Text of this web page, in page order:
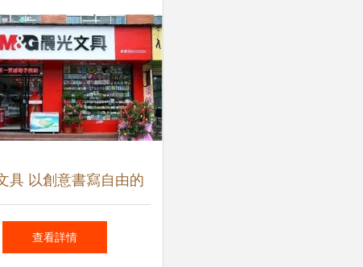
具 以創意書寫自由的
文具傳奇
查看詳情